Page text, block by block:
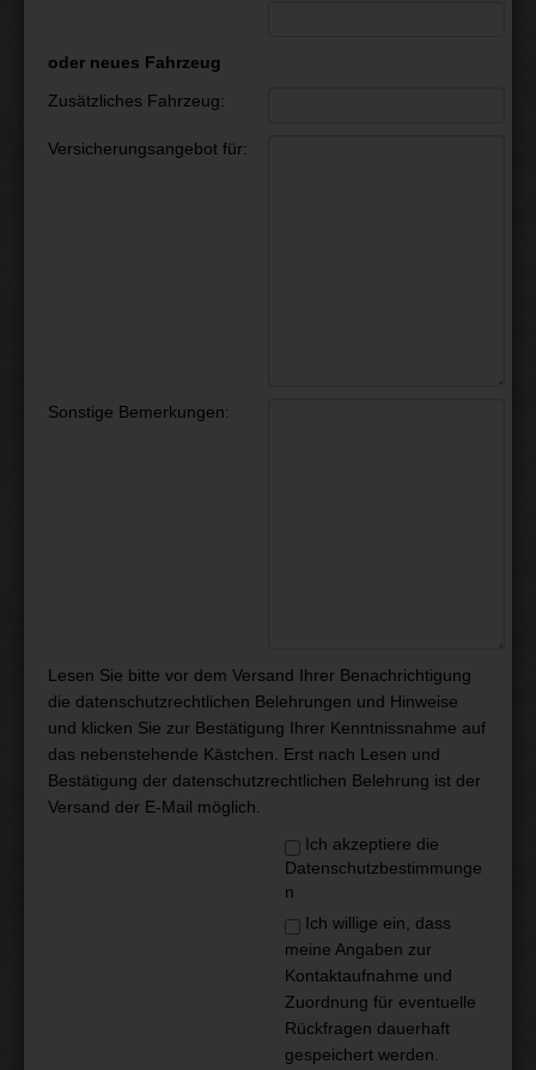
oder neues Fahrzeug
Zusätzliches Fahrzeug:
Versicherungsangebot für:
Sonstige Bemerkungen:
Lesen Sie bitte vor dem Versand Ihrer Benachrichtigung
die datenschutzrechtlichen Belehrungen und Hinweise
und klicken Sie zur Bestätigung Ihrer Kenntnissnahme auf
das nebenstehende Kästchen. Erst nach Lesen und
Bestätigung der datenschutzrechtlichen Belehrung ist der
Versand der E-Mail möglich.
Ich akzeptiere die
Datenschutzbestimmunge
n
Ich willige ein, dass
meine Angaben zur
Kontaktaufnahme und
Zuordnung für eventuelle
Rückfragen dauerhaft
gespeichert werden.